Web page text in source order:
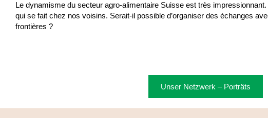
Le dynamisme du secteur agro-alimentaire Suisse est très
qui se fait chez nos voisins. Serait-il possible d’organiser des échanges
frontières ?
Unser Netzwerk – Porträts